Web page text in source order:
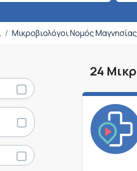
Μικροβιολόγοι Νομός Μαγνησίας
24